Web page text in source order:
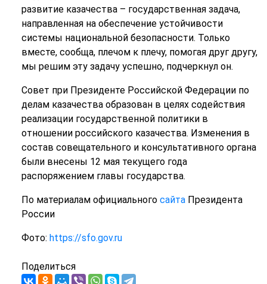
развитие казачества – государственная задача,
направленная на обеспечение устойчивости
системы национальной безопасности. Только
вместе, сообща, плечом к плечу, помогая друг другу,
мы решим эту задачу успешно, подчеркнул он.
Совет при Президенте Российской Федерации по
делам казачества образован в целях содействия
реализации государственной политики в
отношении российского казачества. Изменения в
состав совещательного и консультативного органа
были внесены 12 мая текущего года
распоряжением главы государства.
По материалам официального сайтаПрезидента
России
Фото: https://sfo.gov.ru
Поделиться